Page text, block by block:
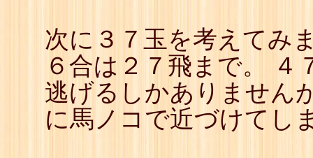
次に３７玉を考えてみ
６合は２７飛まで。 ４
逃げるしかありません
に馬ノコで近づけてし